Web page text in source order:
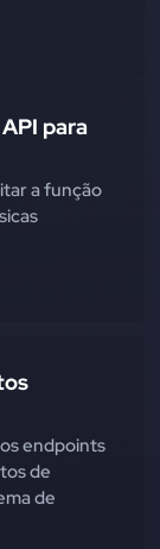
para
a função
endpoints
de
de